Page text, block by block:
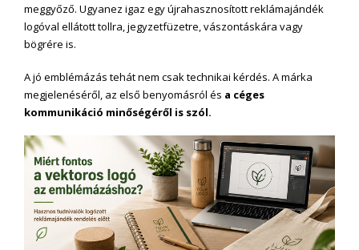
meggyőző. Ugyanez igaz egy újrahasznosított reklámajándék
logóval ellátott tollra, jegyzetfüzetre, vászontáskára vagy
bögrére is.
A jó emblémázás tehát nem csak technikai kérdés. A márka
megjelenéséről, az első benyomásról és a céges
kommunikáció minőségéről is szól.